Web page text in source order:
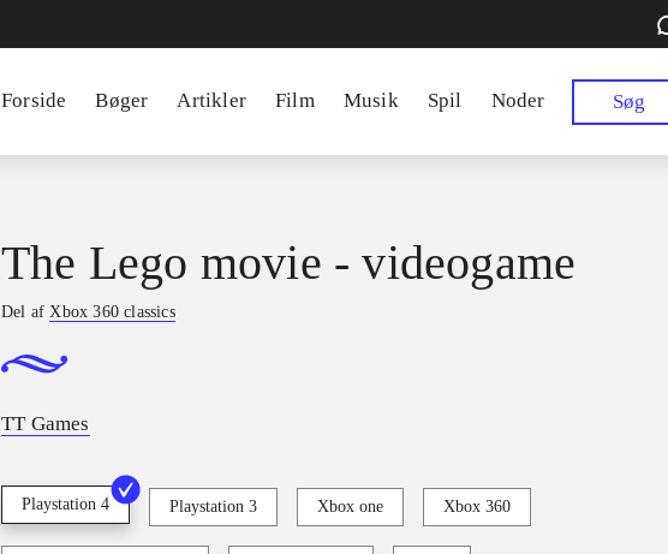
Forside Bøger Artikler Film Musik Spil Noder Søg
The Lego movie - videogame
Del afXbox 360 classics
TT Games
Playstation 4 Playstation 3 Xbox one Xbox 360